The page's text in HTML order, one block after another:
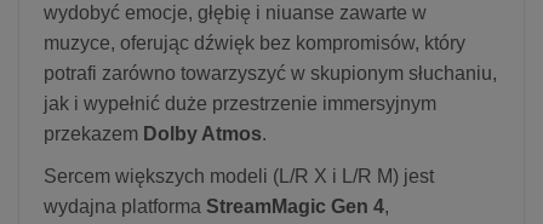
wydobyć emocje, głębię i niuanse zawarte w
muzyce, oferując dźwięk bez kompromisów, który
potrafi zarówno towarzyszyć w skupionym słuchaniu,
jak i wypełnić duże przestrzenie immersyjnym
przekazem Dolby Atmos.
Sercem większych modeli (L/R X i L/R M) jest
wydajna platforma StreamMagic Gen 4,